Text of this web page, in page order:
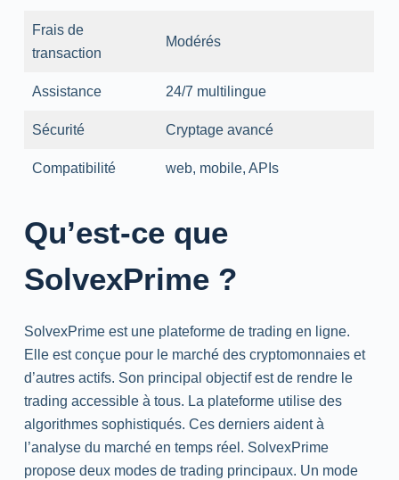
Frais de
transaction
Modérés
Assistance 24/7 multilingue
Sécurité Cryptage avancé
Compatibilité web, mobile, APIs
Qu’est-ce que
SolvexPrime ?
SolvexPrime est une plateforme de trading en ligne.
Elle est conçue pour le marché des cryptomonnaies et
d’autres actifs. Son principal objectif est de rendre le
trading accessible à tous. La plateforme utilise des
algorithmes sophistiqués. Ces derniers aident à
l’analyse du marché en temps réel. SolvexPrime
propose deux modes de trading principaux. Un mode